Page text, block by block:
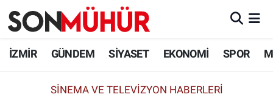
İZMİR GÜNDEM SİYASET EKONOMİ SPOR
SINEMA VE TELEVIZYON HABERLERI
İzmir Nöbetçi Eczaneler